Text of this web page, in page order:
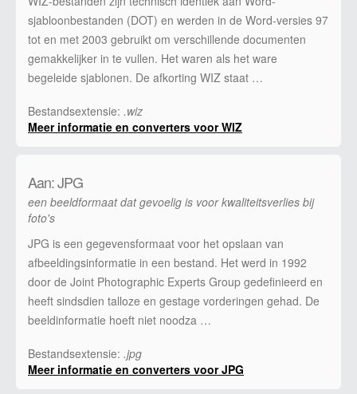
sjabloonbestanden (DOT) en werden in de Word-versies 97
tot en met 2003 gebruikt om verschillende documenten
gemakkelijker in te vullen. Het waren als het ware
begeleide sjablonen. De afkorting WIZ staat …
Bestandsextensie: .wiz
Meer informatie en converters voor WIZ
Aan: JPG
een beeldformaat dat gevoelig is voor kwaliteitsverlies bij
foto's
JPG is een gegevensformaat voor het opslaan van
afbeeldingsinformatie in een bestand. Het werd in 1992
door de Joint Photographic Experts Group gedefinieerd en
heeft sindsdien talloze en gestage vorderingen gehad. De
beeldinformatie hoeft niet noodza …
Bestandsextensie: .jpg
Meer informatie en converters voor JPG